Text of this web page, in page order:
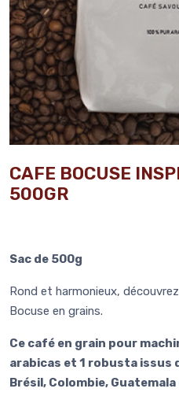
CAFE BOCUSE
500GR
Sac de 500g
Rond et harmonieux,
Bocuse en grains.
Ce café en grain pour
arabicas et 1 robusta issus
Brésil, Colombie,